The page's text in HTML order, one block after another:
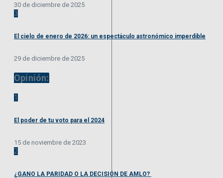
30 de diciembre de 2025
3
El cielo de enero de 2026: un espectáculo astronómico imperdible
29 de diciembre de 2025
Opinión:
1
El poder de tu voto para el 2024
15 de noviembre de 2023
2
¿GANO LA PARIDAD O LA DECISIÓN DE AMLO?